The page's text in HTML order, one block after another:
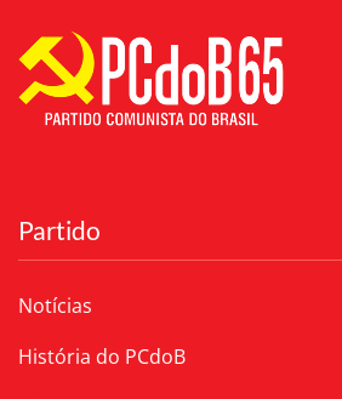
Partido
Notícias
História do PCdoB